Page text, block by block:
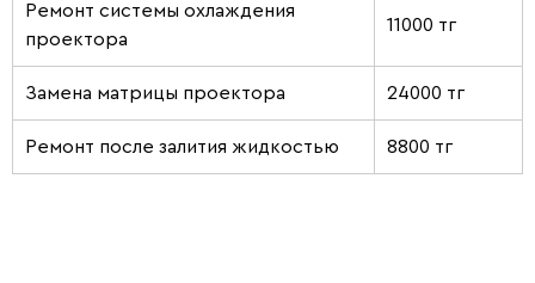
Ремонт системы охлаждения
проектора
11000 тг
Замена матрицы проектора 24000 тг
Ремонт после залития жидкостью 8800 тг